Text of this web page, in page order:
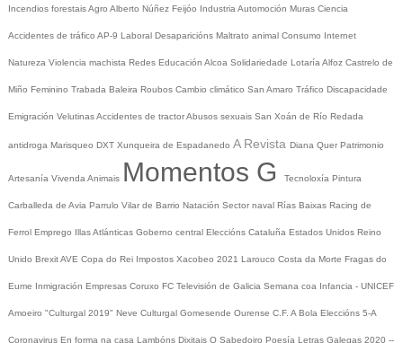
Incendios forestaisAgro Alberto Núñez Feijóo Industria Automoción Muras Ciencia
Accidentes de tráfico AP-9 Laboral Desaparicións Maltrato animal Consumo Internet
Natureza Violencia machista Redes Educación Alcoa Solidariedade Lotaría Alfoz Castrelo de
Miño Feminino Trabada Baleira Roubos Cambio climático San Amaro Tráfico Discapacidade
Emigración VelutinasAccidentes de tractorAbusos sexuais San Xoán de Río Redada
antidroga Marisqueo DXT Xunqueira de Espadanedo A Revista Diana Quer Patrimonio
Artesanía Vivenda Animais Momentos G Tecnoloxía Pintura
Carballeda de Avia Parrulo Vilar de Barrio Natación Sector naval Rías Baixas Racing de
Ferrol Emprego Illas Atlánticas Goberno central Eleccións Cataluña Estados Unidos Reino
Unido BrexitAVE Copa do Rei Impostos Xacobeo 2021 Larouco Costa da Morte Fragas do
Eume Inmigración Empresas Coruxo FC Televisión de Galicia Semana coa Infancia - UNICEF
Amoeiro "Culturgal 2019" Neve Culturgal Gomesende Ourense C.F. A Bola Eleccións 5-A
Coronavirus En forma na casa Lambóns Dixitais O Sabedoiro Poesía Letras Galegas 2020 --